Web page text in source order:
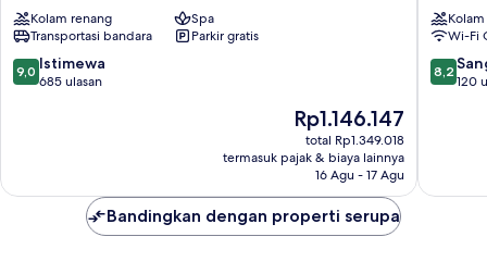
Prawet
Kolam renang
Spa
Transportasi bandara
Parkir gratis
9.0
dari
9,0 Istimewa
685 ulasan
Harga
sekarang
Rp1.146.147
Rp1.146.147
total Rp1.349.018
termasuk pajak & biaya lainnya
16 Agu - 17 Agu
Western
Khanna
Wi-Fi
8.2
dari
8,2
120
Bandingkan dengan properti serupa